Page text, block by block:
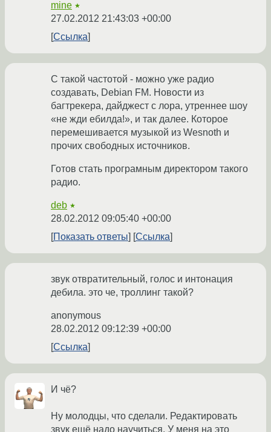
mine ★
27.02.2012 21:43:03 +00:00
Ссылка
С такой частотой - можно уже радио
создавать, Debian FM. Новости из
багтрекера, дайджест с лора, утреннее шоу
«не жди ебилда!», и так далее. Которое
перемешивается музыкой из Wesnoth и
прочих свободных источников.
Готов стать програмным директором такого
радио.
deb ★
28.02.2012 09:05:40 +00:00
Показать ответы
Ссылка
звук отвратительный, голос и интонация
дебила. это че, троллинг такой?
anonymous
28.02.2012 09:12:39 +00:00
Ссылка
И чё?
Ну молодцы, что сделали. Редактировать
звук ещё надо научиться. У меня на это